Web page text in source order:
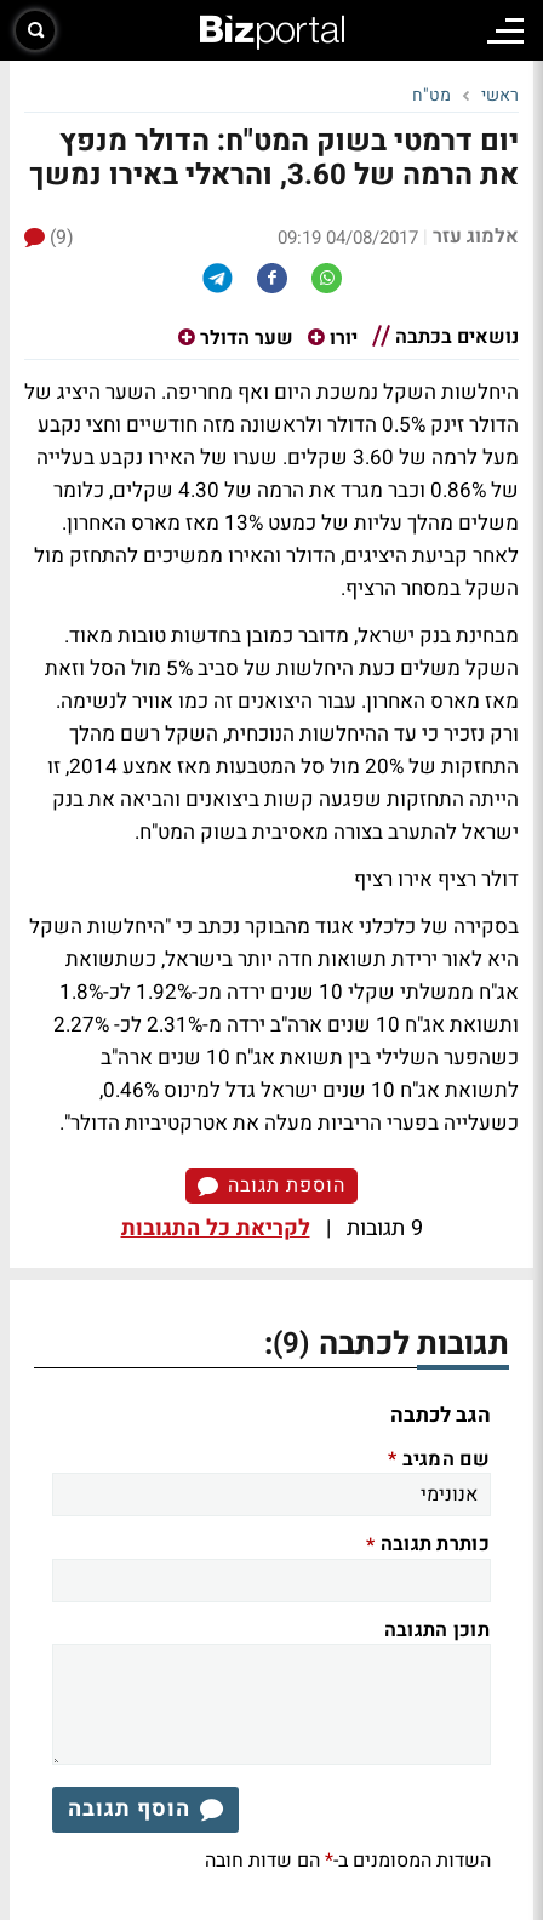
ראשי מט"ח
יום דרמטי בשוק המט"ח: הדולר מנפץ
את הרמה של 3.60, והראלי באירו נמשך
אלמוג עזר |
04/08/2017 09:19
(9)
נושאים בכתבה יורו שער הדולר
היחלשות השקל נמשכת היום ואף מחריפה. השער היציג של
הדולר זינק 0.5% הדולר ולראשונה מזה חודשיים וחצי נקבע
מעל לרמה של 3.60 שקלים. שערו של האירו נקבע בעלייה
של 0.86% וכבר מגרד את הרמה של 4.30 שקלים, כלומר
משלים מהלך עליות של כמעט 13% מאז מארס האחרון.
לאחר קביעת היציגים, הדולר והאירו ממשיכים להתחזק מול
השקל במסחר הרציף.
מבחינת בנק ישראל, מדובר כמובן בחדשות טובות מאוד.
השקל משלים כעת היחלשות של סביב 5% מול הסל וזאת
מאז מארס האחרון. עבור היצואנים זה כמו אוויר לנשימה.
ורק נזכיר כי עד ההיחלשות הנוכחית, השקל רשם מהלך
התחזקות של 20% מול סל המטבעות מאז אמצע 2014, זו
הייתה התחזקות שפגעה קשות ביצואנים והביאה את בנק
ישראל להתערב בצורה מאסיבית בשוק המט"ח.
דולר רציף אירו רציף
בסקירה של כלכלני אגוד מהבוקר נכתב כי "היחלשות השקל
היא לאור ירידת תשואות חדה יותר בישראל, כשתשואת
אג"ח ממשלתי שקלי 10 שנים ירדה מכ-1.92% לכ-1.8%
ותשואת אג"ח 10 שנים ארה"ב ירדה מ-2.31% לכ- 2.27%
כשהפער השלילי בין תשואת אג"ח 10 שנים ארה"ב
לתשואת אג"ח 10 שנים ישראל גדל למינוס 0.46%,
כשעלייה בפערי הריביות מעלה את אטרקטיביות הדולר".
הוספת תגובה
9 תגובות | לקריאת כל התגובות
תגובות לכתבה (9)
:
הגב לכתבה
שם המגיב *
כותרת תגובה *
תוכן התגובה
הוסף תגובה
השדות המסומנים ב-*הם שדות חובה